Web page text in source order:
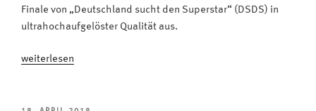
Finale von „Deutschland sucht den Superstar“ (DSDS) in
ultrahochaufgelöster Qualität aus.
„RTL
weiterlesen